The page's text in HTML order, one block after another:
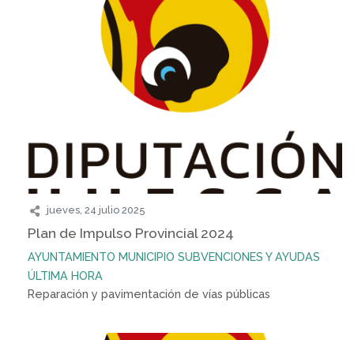
jueves, 24 julio 2025
Plan de Impulso Provincial 2024
AYUNTAMIENTO MUNICIPIO SUBVENCIONES Y AYUDAS
ÚLTIMA HORA
Reparación y pavimentación de vías públicas